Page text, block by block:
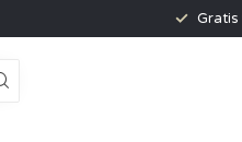
Gratis